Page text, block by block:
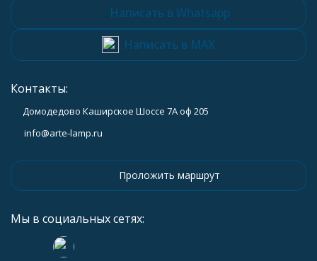
Написать в Whatsapp
Написать в MAX
Контакты:
Домодедово Каширское Шоссе 7А оф 205
info@arte-lamp.ru
Проложить маршрут
Мы в социальных сетях: